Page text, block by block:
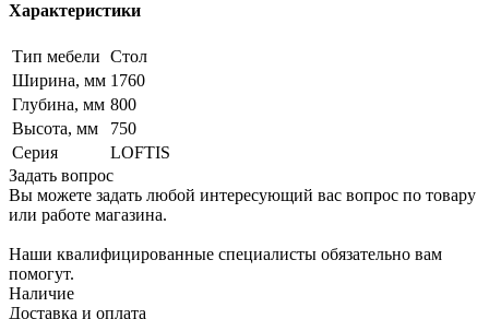
Характеристики
Тип мебели Стол
Ширина, мм 1760
Глубина, мм 800
Высота, мм
750
Серия
LOFTIS
Задать вопрос
Вы можете задать любой интересующий вас вопрос по товару
или работе магазина.
Наши квалифицированные специалисты обязательно вам
помогут.
Наличие
Доставка и оплата